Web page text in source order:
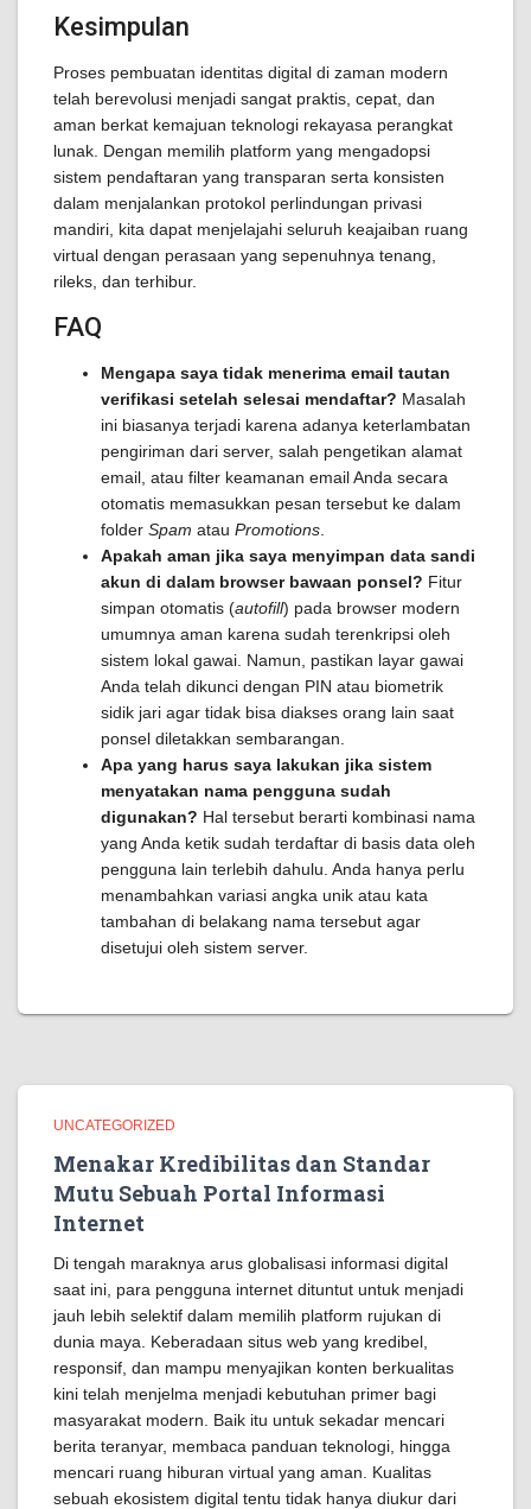
Kesimpulan
Proses pembuatan identitas digital di zaman modern
telah berevolusi menjadi sangat praktis, cepat, dan
aman berkat kemajuan teknologi rekayasa perangkat
lunak. Dengan memilih platform yang mengadopsi
sistem pendaftaran yang transparan serta konsisten
dalam menjalankan protokol perlindungan privasi
mandiri, kita dapat menjelajahi seluruh keajaiban ruang
virtual dengan perasaan yang sepenuhnya tenang,
rileks, dan terhibur.
FAQ
Mengapa saya tidak menerima email tautan
verifikasi setelah selesai mendaftar? Masalah
ini biasanya terjadi karena adanya keterlambatan
pengiriman dari server, salah pengetikan alamat
email, atau filter keamanan email Anda secara
otomatis memasukkan pesan tersebut ke dalam
folder Spam atau Promotions
Apakah aman jika saya menyimpan data sandi
akun di dalam browser bawaan ponsel? Fitur
simpan otomatis (autofill) pada browser modern
umumnya aman karena sudah terenkripsi oleh
sistem lokal gawai. Namun, pastikan layar gawai
Anda telah dikunci dengan PIN atau biometrik
sidik jari agar tidak bisa diakses orang lain saat
ponsel diletakkan sembarangan.
Apa yang harus saya lakukan jika sistem
menyatakan nama pengguna sudah
digunakan? Hal tersebut berarti kombinasi nama
yang Anda ketik sudah terdaftar di basis data oleh
pengguna lain terlebih dahulu. Anda hanya perlu
menambahkan variasi angka unik atau kata
tambahan di belakang nama tersebut agar
disetujui oleh sistem server.
UNCATEGORIZED
Menakar Kredibilitas dan Standar
Mutu Sebuah Portal Informasi
Internet
Di tengah maraknya arus globalisasi informasi digital
saat ini, para pengguna internet dituntut untuk menjadi
jauh lebih selektif dalam memilih platform rujukan di
dunia maya. Keberadaan situs web yang kredibel,
responsif, dan mampu menyajikan konten berkualitas
kini telah menjelma menjadi kebutuhan primer bagi
masyarakat modern. Baik itu untuk sekadar mencari
berita teranyar, membaca panduan teknologi, hingga
mencari ruang hiburan virtual yang aman. Kualitas
sebuah ekosistem digital tentu tidak hanya diukur dari